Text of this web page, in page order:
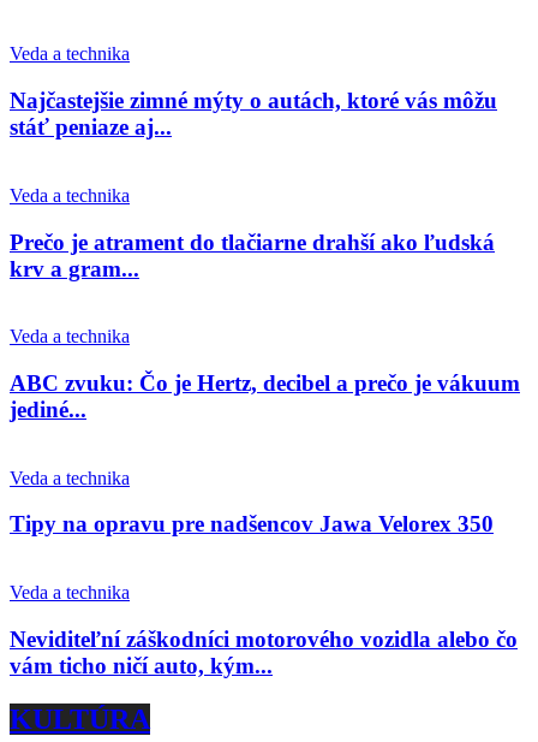
Veda a technika
Najčastejšie zimné mýty o autách, ktoré vás môžu
stáť peniaze aj...
Veda a technika
Prečo je atrament do tlačiarne drahší ako ľudská
krv a gram...
Veda a technika
ABC zvuku: Čo je Hertz, decibel a prečo je vákuum
jediné...
Veda a technika
Tipy na opravu pre nadšencov Jawa Velorex 350
Veda a technika
Neviditeľní záškodníci motorového vozidla alebo čo
vám ticho ničí auto, kým...
KULTÚRA